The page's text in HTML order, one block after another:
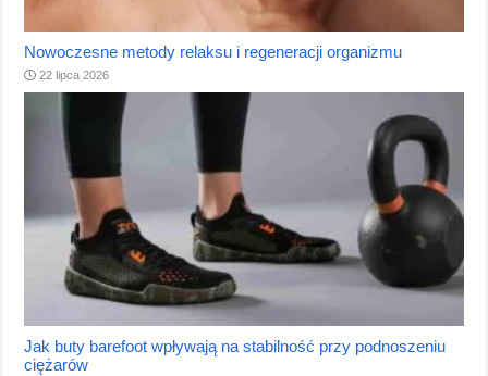
Nowoczesne metody relaksu i regeneracji organizmu
22 lipca 2026
Jak buty barefoot wpływają na stabilność przy podnoszeniu
ciężarów